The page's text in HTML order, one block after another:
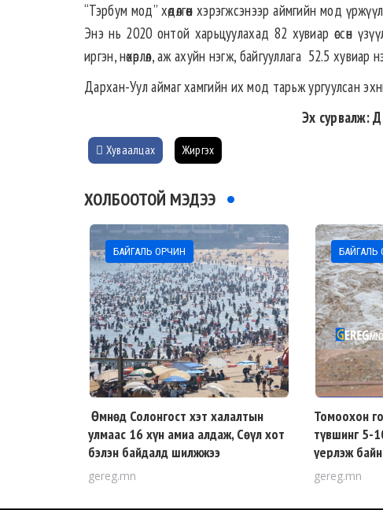
“Тэрбум мод” хөдөлгөөн хэрэгжсэнээр аймгийн мод
Энэ нь 2020 онтой харьцуулахад 82 хувиар өссөн
иргэн, нөхөрлөл, аж ахуйн нэгж, байгууллага 52.5 хувиар
Дархан-Уул аймаг хамгийн их мод тарьж ургуулсан
Эх сурвалж:
Хуваалцах Жиргэх
ХОЛБООТОЙ МЭДЭЭ
БАЙГАЛЬ ОРЧИН
Өмнөд Солонгост хэт халалтын
улмаас 16 хүн амиа алдаж, Сөүл хот
бэлэн байдалд шилжжээ
gereg.mn
БАЙГАЛЬ
Томоохон
түвшинг 5-
үерлэж
gereg.mn